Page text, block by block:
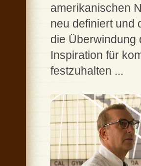
amerikanischen
neu definiert und
die Überwindung
Inspiration für
festzuhalten ...